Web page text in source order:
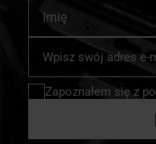
nasz
newsletter:
Zapoznałem się z